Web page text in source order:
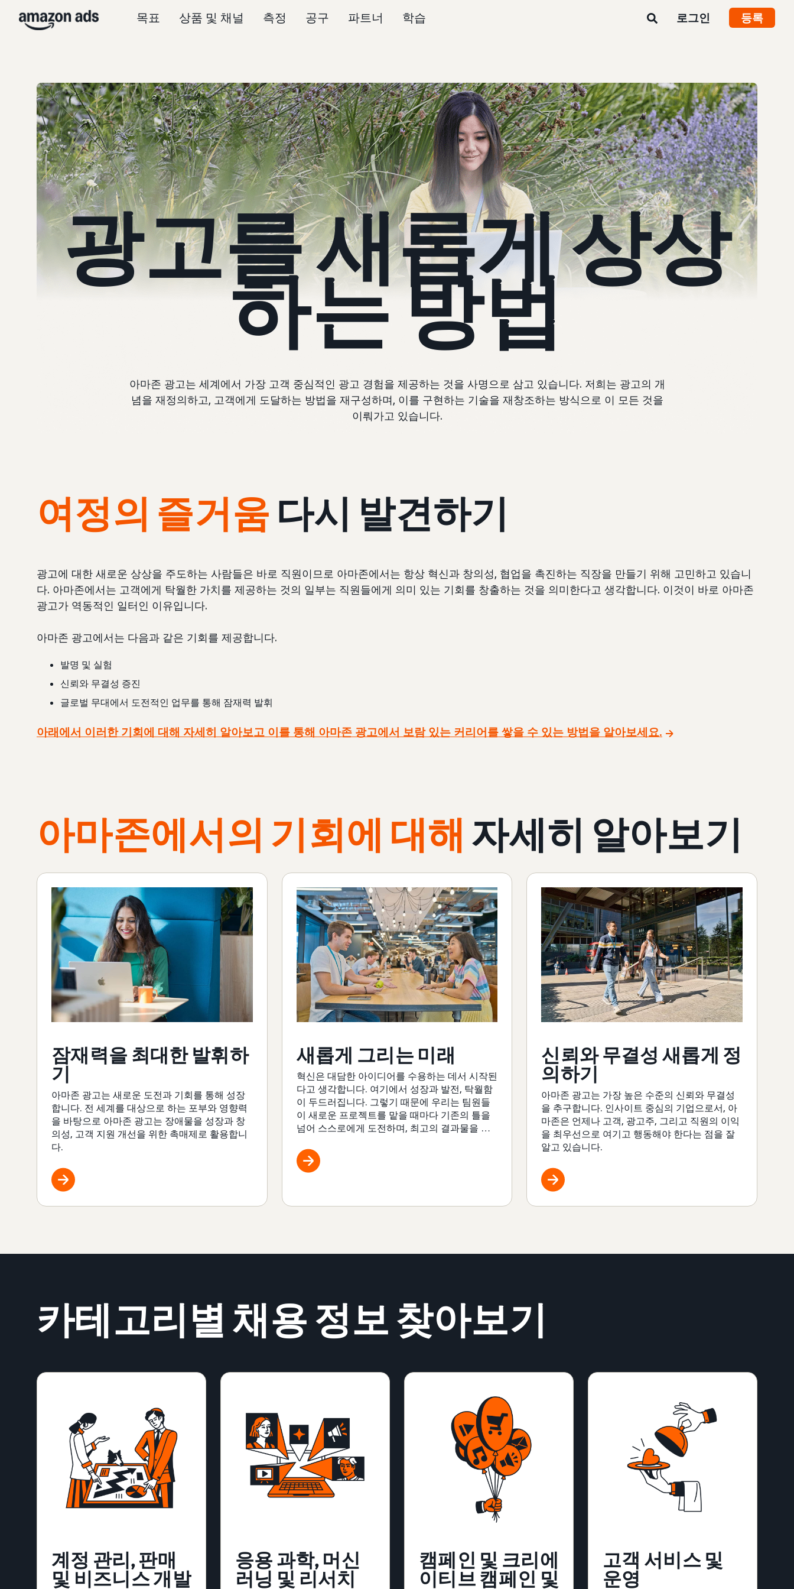
목표 상품 및 채널 측정 공구 파트너 학습 로그인 등록
광고를 새롭게 상상
하는 방법
아마존 광고는 세계에서 가장 고객 중심적인 광고 경험을 제공하는 것을 사명으로 삼고 있습니다. 저희는 광고의 개
념을 재정의하고, 고객에게 도달하는 방법을 재구성하며, 이를 구현하는 기술을 재창조하는 방식으로 이 모든 것을
이뤄가고 있습니다.
여정의 즐거움 다시 발견하기
광고에 대한 새로운 상상을 주도하는 사람들은 바로 직원이므로 아마존에서는 항상 혁신과 창의성, 협업을 촉진하는 직장을 만들기 위해 고민하고 있습니
다. 아마존에서는 고객에게 탁월한 가치를 제공하는 것의 일부는 직원들에게 의미 있는 기회를 창출하는 것을 의미한다고 생각합니다. 이것이 바로 아마존
광고가 역동적인 일터인 이유입니다.
아마존 광고에서는 다음과 같은 기회를 제공합니다.
발명 및 실험
신뢰와 무결성 증진
글로벌 무대에서 도전적인 업무를 통해 잠재력 발휘
아래에서 이러한 기회에 대해 자세히 알아보고 이를 통해 아마존 광고에서 보람 있는 커리어를 쌓을 수 있는 방법을 알아보세요.
아마존에서의 기회에 대해 자세히 알아보기
잠재력을 최대한 발휘하
기
아마존 광고는 새로운 도전과 기회를 통해 성장
합니다. 전 세계를 대상으로 하는 포부와 영향력
을 바탕으로 아마존 광고는 장애물을 성장과 창
의성, 고객 지원 개선을 위한 촉매제로 활용합니
다.
새롭게 그리는 미래
혁신은 대담한 아이디어를 수용하는 데서 시작된
다고 생각합니다. 여기에서 성장과 발전, 탁월함
이 두드러집니다. 그렇기 때문에 우리는 팀원들
이 새로운 프로젝트를 맡을 때마다 기존의 틀을
넘어 스스로에게 도전하며, 최고의 결과물을 만
신뢰와 무결성 새롭게 정
의하기
아마존 광고는 가장 높은 수준의 신뢰와 무결성
을 추구합니다. 인사이트 중심의 기업으로서, 아
마존은 언제나 고객, 광고주, 그리고 직원의 이익
을 최우선으로 여기고 행동해야 한다는 점을 잘
알고 있습니다.
카테고리별 채용 정보 찾아보기
계정 관리, 판매
및 비즈니스 개발
응용 과학, 머신
러닝 및 리서치
캠페인 및 크리에
이티브 캠페인 및
고객 서비스 및
운영